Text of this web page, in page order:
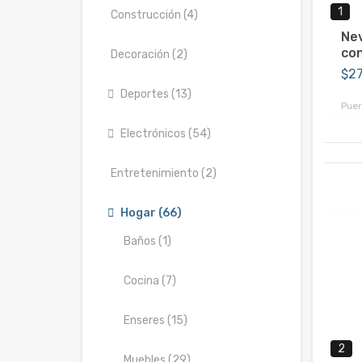
Construcción (4)
Decoración (2)
Deportes (13)
Electrónicos (54)
Entretenimiento (2)
Hogar (66)
Baños (1)
Cocina (7)
Enseres (15)
1
2